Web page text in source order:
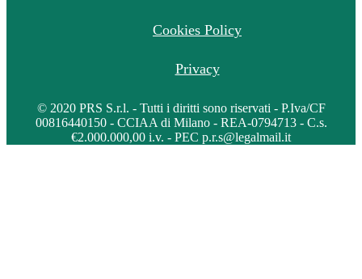
Cookies Policy
Privacy
© 2020 PRS S.r.l. - Tutti i diritti sono riservati - P.Iva/CF
00816440150 - CCIAA di Milano - REA-0794713 - C.s.
€2.000.000,00 i.v. - PEC p.r.s@legalmail.it